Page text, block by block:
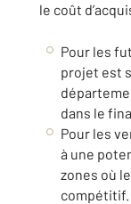
le coût
Pour les
projet est
dans le
Pour les
à une
zones où
compétitif.